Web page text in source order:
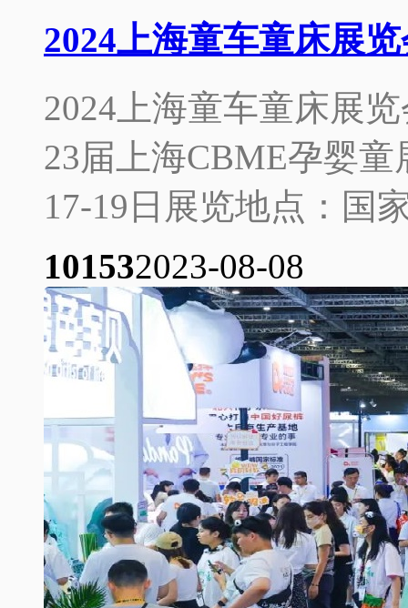
2024上海童车童床展
2024上海童车童床展
23届上海CBME孕婴
17-19日展览地点：国
101532023-08-08